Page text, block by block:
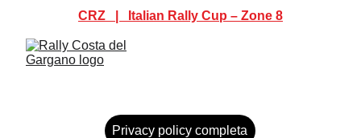
CRZ   |   Italian Rally Cup – Zone 8
Privacy policy completa